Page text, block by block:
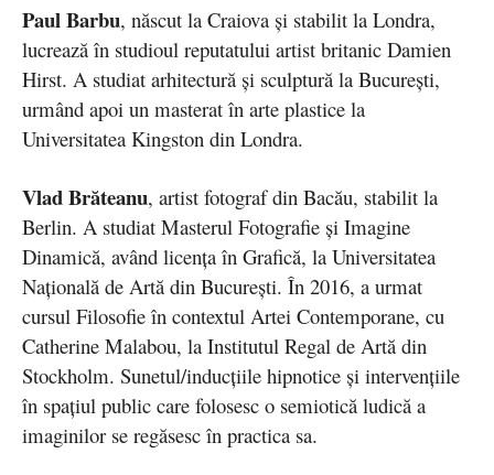
Paul Barbu, născut la Craiova și stabilit la Londra,
lucrează în studioul reputatului artist britanic Damien
Hirst. A studiat arhitectură și sculptură la București,
urmând apoi un masterat în arte plastice la
Universitatea Kingston din Londra.
Vlad Brăteanu, artist fotograf din Bacău, stabilit la
Berlin. A studiat Masterul Fotografie și Imagine
Dinamică, având licența în Grafică, la Universitatea
Națională de Artă din București. În 2016, a urmat
cursul Filosofie în contextul Artei Contemporane, cu
Catherine Malabou, la Institutul Regal de Artă din
Stockholm. Sunetul/inducțiile hipnotice și intervențiile
în spațiul public care folosesc o semiotică ludică a
imaginilor se regăsesc în practica sa.